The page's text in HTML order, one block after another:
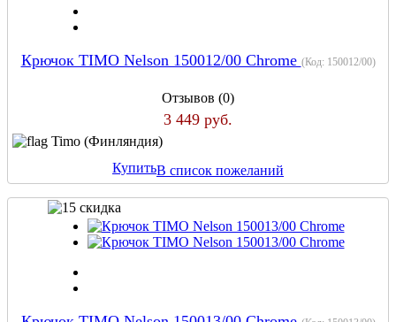
Крючок TIMO Nelson 150012/00 Chrome (Код: 150012/00)
Отзывов (0)
3 449 руб.
Timo (Финляндия)
КупитьВ список пожеланий